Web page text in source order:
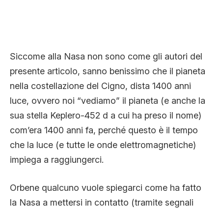
Siccome alla Nasa non sono come gli autori del
presente articolo, sanno benissimo che il pianeta
nella costellazione del Cigno, dista 1400 anni
luce, ovvero noi “vediamo” il pianeta (e anche la
sua stella Keplero-452 d a cui ha preso il nome)
com’era 1400 anni fa, perché questo è il tempo
che la luce (e tutte le onde elettromagnetiche)
impiega a raggiungerci.
Orbene qualcuno vuole spiegarci come ha fatto
la Nasa a mettersi in contatto (tramite segnali